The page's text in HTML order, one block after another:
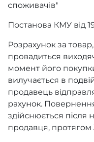
споживачів"
Постанова КМУ від
Розрахунок за
провадиться
момент його
вилучається в
продавець
рахунок.
здійснюється після
продавця, протягом